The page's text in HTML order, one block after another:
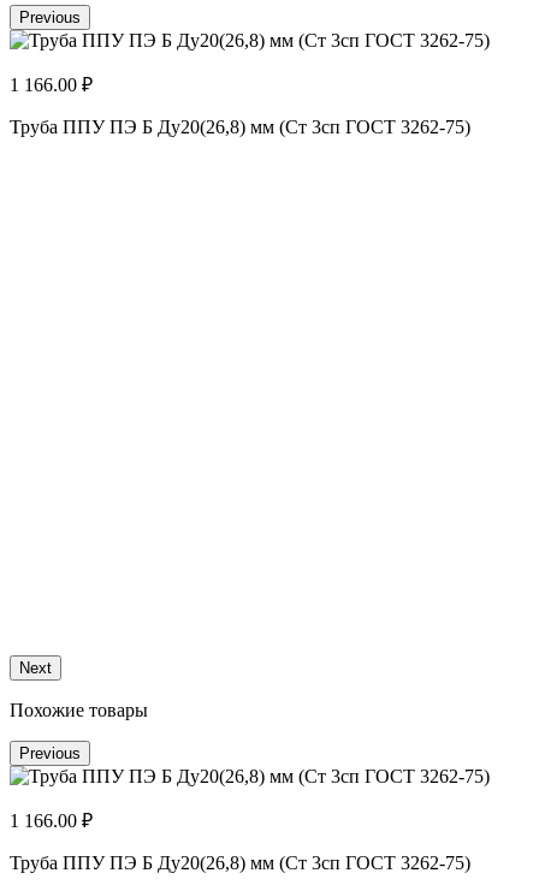
Previous
1 166.00 ₽
Труба ППУ ПЭ Б Ду20(26,8) мм (Ст 3сп ГОСТ 3262-75)
Next
Похожие товары
Previous
1 166.00 ₽
Труба ППУ ПЭ Б Ду20(26,8) мм (Ст 3сп ГОСТ 3262-75)